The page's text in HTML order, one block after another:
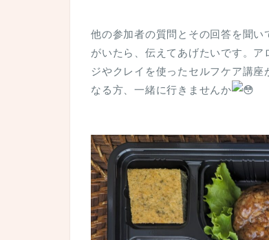
他の参加者の質問とその回答を聞
がいたら、伝えてあげたいです。
ジやクレイを使ったセルフケア講
なる方、一緒に行きませんか